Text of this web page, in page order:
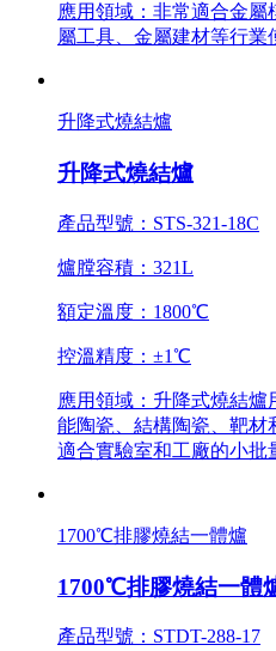
應用領域：非常適合金屬
屬工具、金屬建材等行業
升降式燒結爐
升降式燒結爐
產品型號：STS-321-18C
爐膛容積：321L
額定溫度：1800℃
控溫精度：±1℃
應用領域：升降式燒結
能陶瓷、結構陶瓷、靶材
適合實驗室和工廠的小批
1700℃排膠燒結一體爐
1700℃排膠燒結一體
產品型號：STDT-288-17